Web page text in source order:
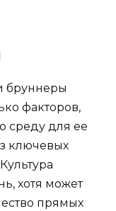
бруннеры
факторов,
среду для ее
ключевых
хотя может
прямых